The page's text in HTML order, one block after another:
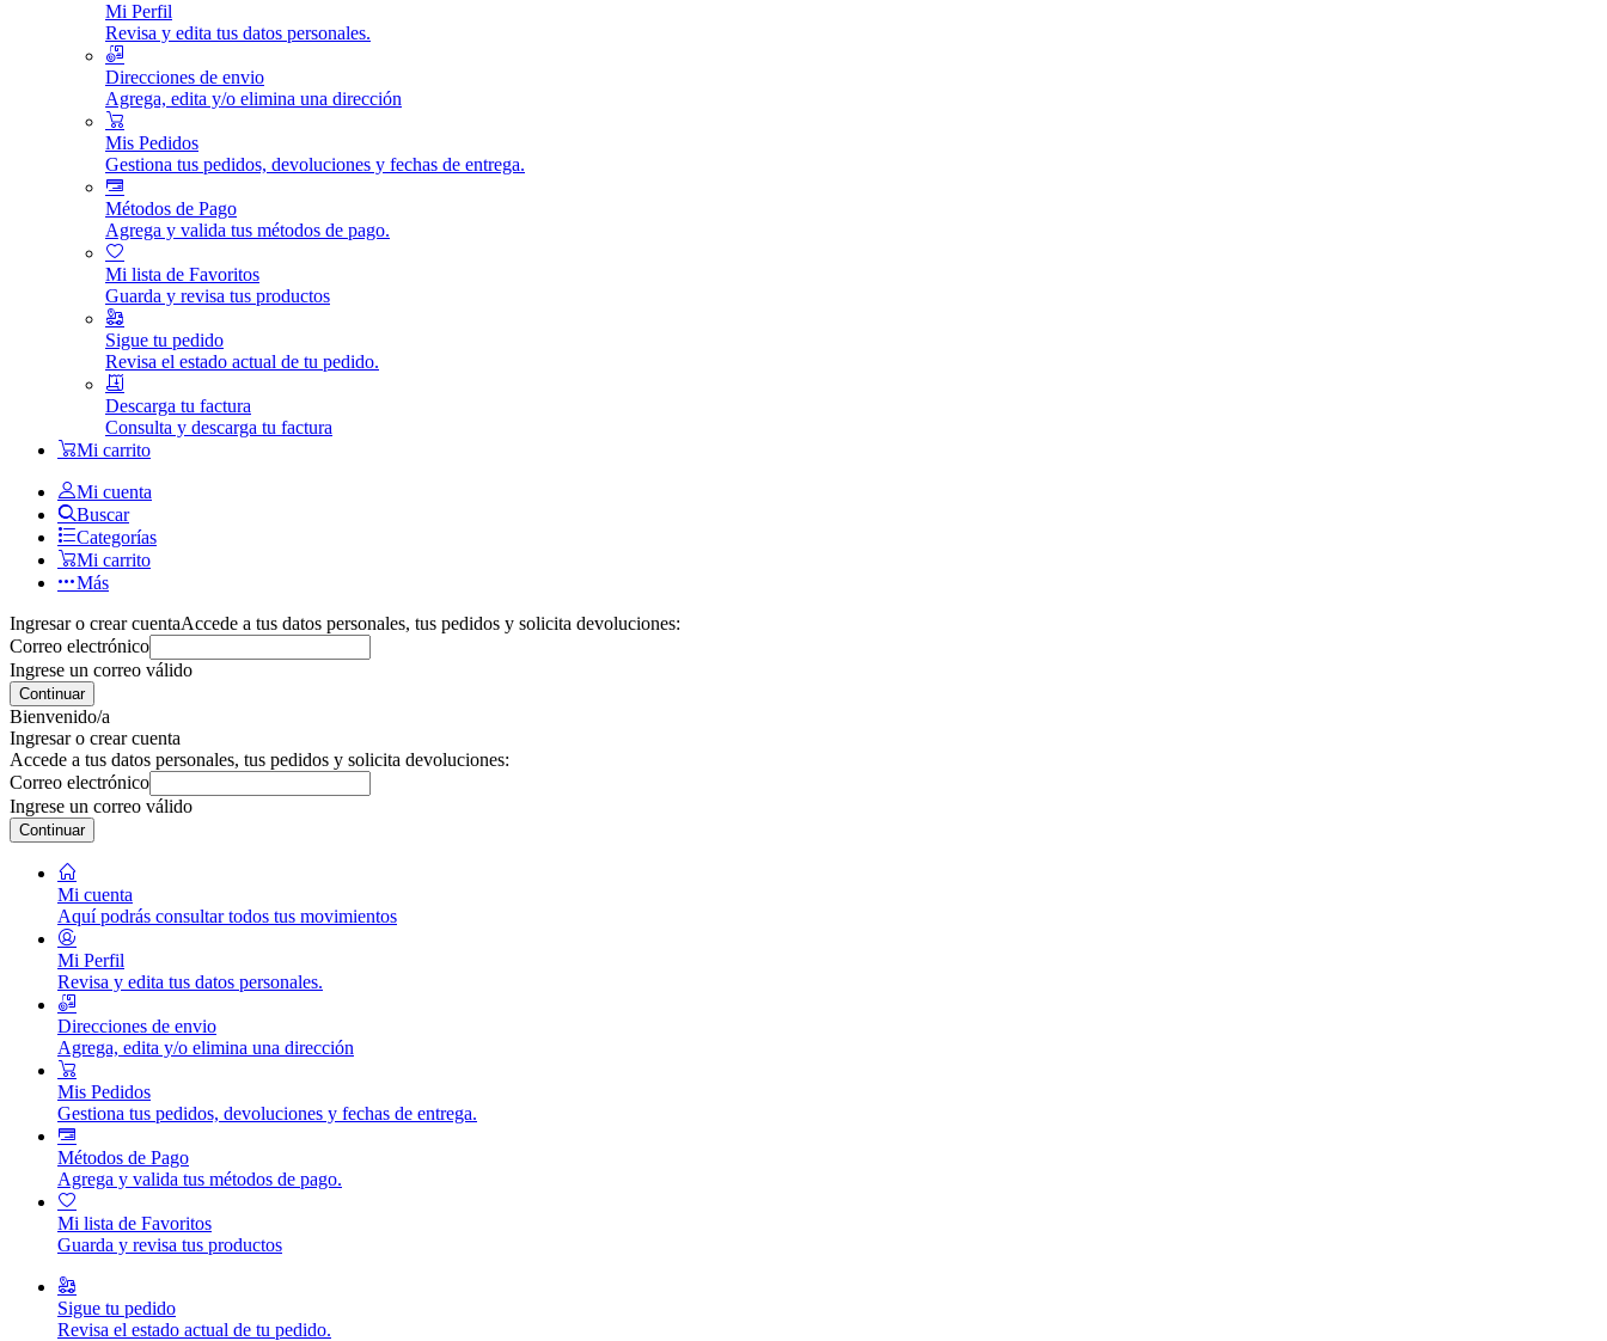
Mi Perfil
Revisa y edita tus datos personales.
Direcciones de envio
Agrega, edita y/o elimina una dirección
Mis Pedidos
Gestiona tus pedidos, devoluciones y fechas de entrega.
Métodos de Pago
Agrega y valida tus métodos de pago.
Mi lista de Favoritos
Guarda y revisa tus productos
Sigue tu pedido
Revisa el estado actual de tu pedido.
Descarga tu factura
Consulta y descarga tu factura
Mi carrito
Mi cuenta
Buscar
Categorías
Mi carrito
Más
Ingresar o crear cuentaAccede a tus datos personales, tus pedidos y solicita devoluciones:
Correo electrónico
Ingrese un correo válido
Continuar
Bienvenido/a
Ingresar o crear cuenta
Accede a tus datos personales, tus pedidos y solicita devoluciones:
Correo electrónico
Ingrese un correo válido
Continuar
Mi cuenta
Aquí podrás consultar todos tus movimientos
Mi Perfil
Revisa y edita tus datos personales.
Direcciones de envio
Agrega, edita y/o elimina una dirección
Mis Pedidos
Gestiona tus pedidos, devoluciones y fechas de entrega.
Métodos de Pago
Agrega y valida tus métodos de pago.
Mi lista de Favoritos
Guarda y revisa tus productos
Sigue tu pedido
Revisa el estado actual de tu pedido.